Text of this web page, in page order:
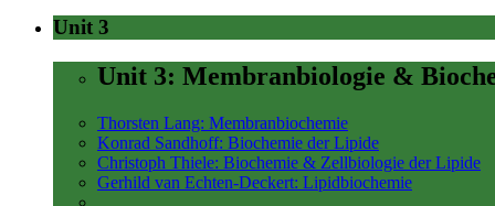
Unit 3
Unit 3: Membranbiologie &
Thorsten Lang: Membranbiochemie
Konrad Sandhoff: Biochemie der Lipide
Christoph Thiele: Biochemie & Zellbiologie der Lipide
Gerhild van Echten-Deckert: Lipidbiochemie